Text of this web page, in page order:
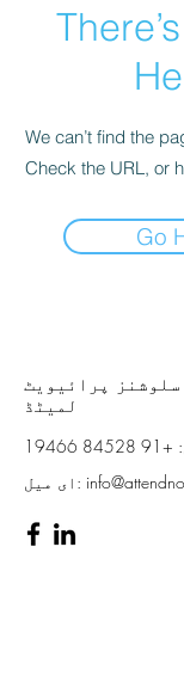
We can’t find the
Check the URL, or
Go
پرائیویٹ
لمیٹڈ
+91 84528 19466
ای میل: